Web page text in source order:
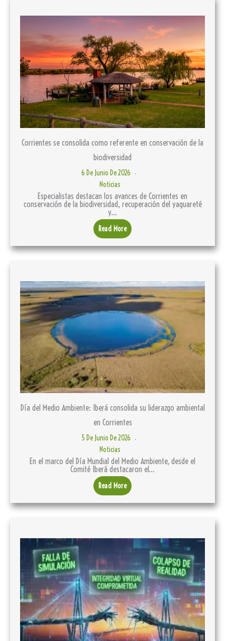
Corrientes se consolida como referente en conservación de la
biodiversidad
6 De Junio De 2026
Noticias
Especialistas destacan los avances de Corrientes en
conservación de la biodiversidad, recuperación del yaguareté
y…
Read More
Día del Medio Ambiente: Iberá consolida su liderazgo ambiental
en Corrientes
5 De Junio De 2026
Noticias
En el marco del Día Mundial del Medio Ambiente, desde el
Comité Iberá destacaron el…
Read More